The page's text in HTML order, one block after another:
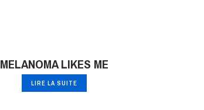
MELANOMA LIKES ME
LIRE LA SUITE